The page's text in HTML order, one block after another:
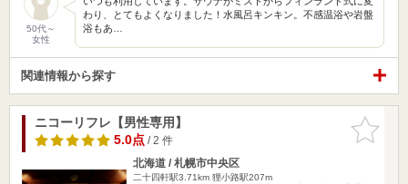
50代～
女性
わり、とてもよくなりました！水風呂キンキン。不感温浴や岩盤
浴もあ…
関連情報から探す
お気に入
りに追加
ニコーリフレ【男性専用】
5.0点/ 2 件
北海道 / 札幌市中央区
二十四軒駅3.71km 狸小路駅207m